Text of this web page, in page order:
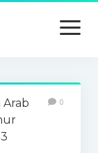
open
menu
0